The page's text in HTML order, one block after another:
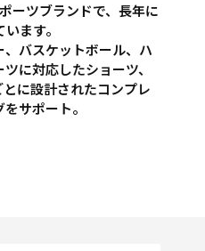
ーツブランドで、長年に
ます。
バスケットボール、ハ
に対応したショーツ、
に設計されたコンプレ
サポート。